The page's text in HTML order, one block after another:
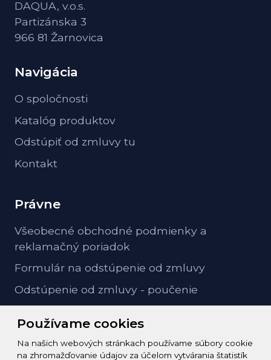
Používame cookies
Na našich webových stránkach používame súbory cookie
na zhromažďovanie údajov za účelom vytvárania štatistík
DAQUA, v.o.s.
Partizánska 3
966 81 Žarnovica
Navigácia
O spoločnosti
Katalóg produktov
Odstúpiť od zmluvy tu
Kontakt
Právne
Všeobecné obchodné podmienky a
reklamačný poriadok
Formulár na odstúpenie od zmluvy
Odstúpenie od zmluvy - poučenie
Kontakt